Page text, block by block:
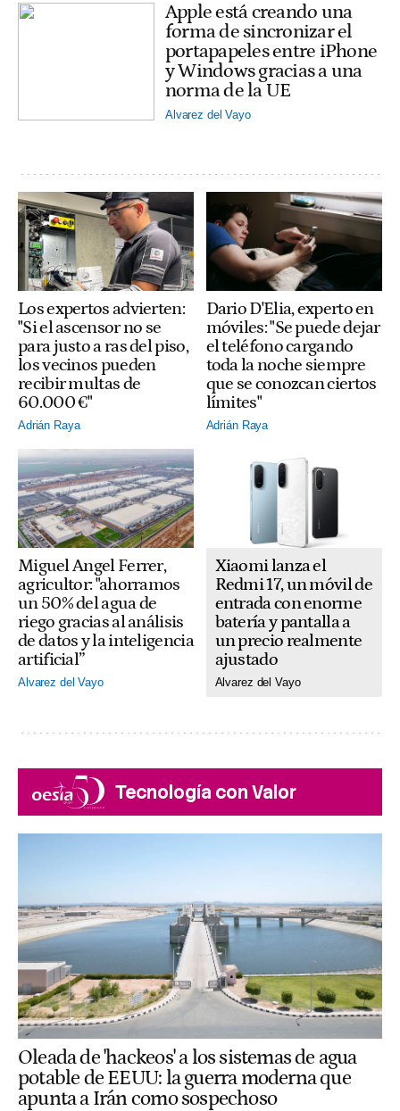
Apple está creando una
forma de sincronizar el
portapapeles entre iPhone
y Windows gracias a una
norma de la UE
Alvarez del Vayo
Los expertos advierten:
"Si el ascensor no se
para justo a ras del piso,
los vecinos pueden
recibir multas de
60.000 €"
Adrián Raya
Dario D'Elia, experto en
móviles: "Se puede dejar
el teléfono cargando
toda la noche siempre
que se conozcan ciertos
límites"
Adrián Raya
Miguel Angel Ferrer,
agricultor: "ahorramos
un 50% del agua de
riego gracias al análisis
de datos y la inteligencia
artificial”
Alvarez del Vayo
Xiaomi lanza el
Redmi 17, un móvil de
entrada con enorme
batería y pantalla a
un precio realmente
ajustado
Alvarez del Vayo
Tecnología con Valor
Oleada de 'hackeos' a los sistemas de agua
potable de EEUU: la guerra moderna que
apunta a Irán como sospechoso